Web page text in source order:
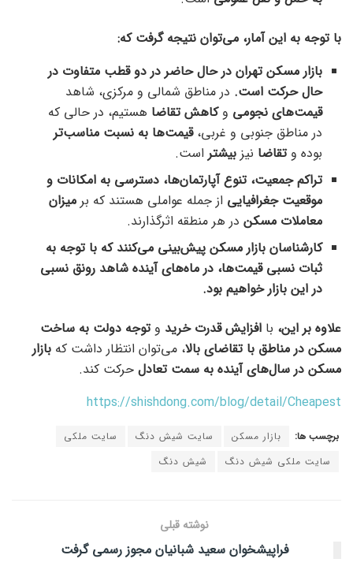
با توجه به این آمار، می‌توان نتیجه گرفت که:
بازار مسکن تهران در حال حاضر در دو قطب متفاوت در
حال حرکت است. در مناطق شمالی و مرکزی، شاهد
قیمت‌های نجومی وکاهش تقاضا هستیم، در حالی که
در مناطق جنوبی و غربی،قیمت‌ها به نسبت مناسب‌تر
بوده وتقاضا نیز بیشتر است.
تراکم جمعیت، تنوع آپارتمان‌ها، دسترسی به امکانات و
موقعیت جغرافیایی از جمله عواملی هستند که بر میزان
معاملات مسکن در هر منطقه اثرگذارند.
کارشناسان بازار مسکن پیش‌بینی می‌کنند که با توجه به
ثبات نسبی قیمت‌ها، در ماه‌های آینده شاهد رونق نسبی
در این بازار خواهیم بود.
علاوه بر این، با افزایش قدرت خرید وتوجه دولت به ساخت
مسکن در مناطق با تقاضای بالا، می‌توان انتظار داشت که بازار
مسکن در سال‌های آینده به سمت تعادل حرکت کند.
https://shishdong.com/blog/detail/Cheapest
برچسب ها: بازار مسکن سایت شیش دنگ
سایت ملکی
سایت ملکی شیش دنگ
شیش دنگ
نوشته قبلی
فراپیشخوان سعید شبانیان مجوز رسمی گرفت